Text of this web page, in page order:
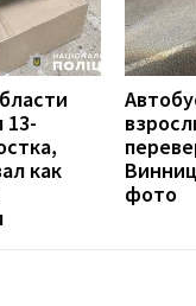
13-
как
фото